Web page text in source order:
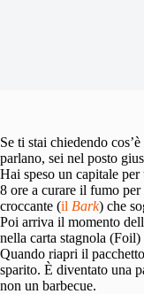
Se ti stai chiedendo cos’è
parlano, sei nel posto
Hai speso un capitale
8 ore a curare il fumo per
croccante (il Bark) che
Poi arriva il momento
nella carta stagnola
Quando riapri il
sparito. È diventato una
non un barbecue.